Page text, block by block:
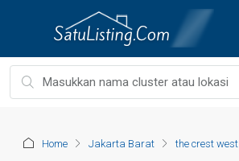
Home Jakarta Barat the crest